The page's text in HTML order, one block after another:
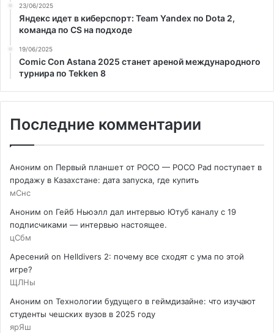
23/06/2025
Яндекс идет в киберспорт: Team Yandex по Dota 2,
команда по CS на подходе
19/06/2025
Comic Con Astana 2025 станет ареной международного
турнира по Tekken 8
Последние комментарии
Аноним on Первый планшет от POCO — POCO Pad поступает в
продажу в Казахстане: дата запуска, где купить
мСнс
Аноним on Гейб Ньюэлл дал интервью Ютуб каналу с 19
подписчиками — интервью настоящее.
цСбм
Аресений on Helldivers 2: почему все сходят с ума по этой
игре?
ЩЛНы
Аноним on Технологии будущего в геймдизайне: что изучают
студенты чешских вузов в 2025 году
ярЯш